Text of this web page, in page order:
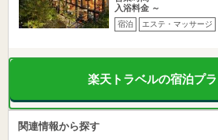
入浴料金 ～
宿泊 エステ・マッサージ
楽天トラベルの宿泊プ
関連情報から探す